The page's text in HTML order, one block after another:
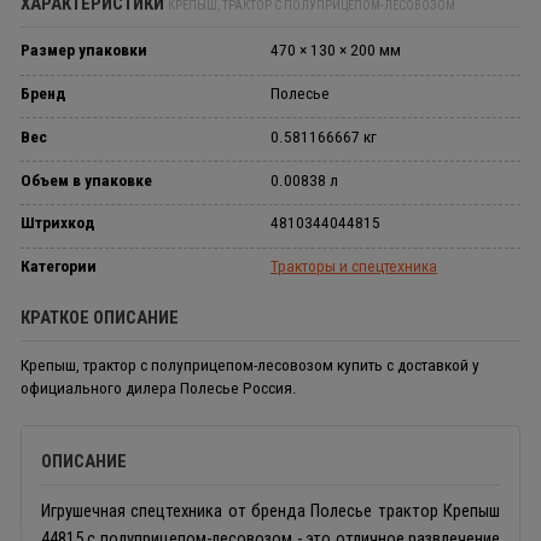
КРЕПЫШ, ТРАКТОР С ПОЛУПРИЦЕПОМ-ЛЕСОВОЗОМ
Размер упаковки 470 × 130 × 200 мм
Бренд Полесье
Вес 0.581166667 кг
Объем в упаковке 0.00838 л
Штрихкод 4810344044815
Категории Тракторы и спецтехника
КРАТКОЕ ОПИСАНИЕ
Крепыш, трактор с полуприцепом-лесовозом купить с доставкой у
официального дилера Полесье Россия.
ОПИСАНИЕ
Игрушечная спецтехника от бренда Полесье трактор Крепыш